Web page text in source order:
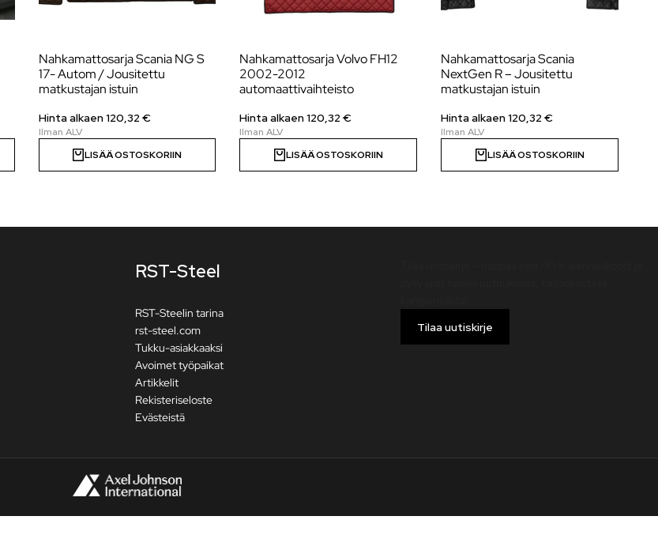
Nahkamattosarja Scania NG S
17- Autom / Jousitettu
matkustajan istuin
Hinta alkaen 120,32 €
LISÄÄ OSTOSKORIIN
Nahkamattosarja Volvo FH12
2002-2012
automaattivaihteisto
Hinta alkaen 120,32 €
LISÄÄ OSTOSKORIIN
Nahkamattosarja Scania
NextGen R – Jousitettu
matkustajan istuin
Hinta alkaen 120,32 €
LISÄÄ OSTOSKORIIN
RST-Steel
RST-Steelin tarina
rst-steel.com
Tukku-asiakkaaksi
Avoimet työpaikat
Artikkelit
Rekisteriseloste
Evästeistä
Tilaa uutiskirje